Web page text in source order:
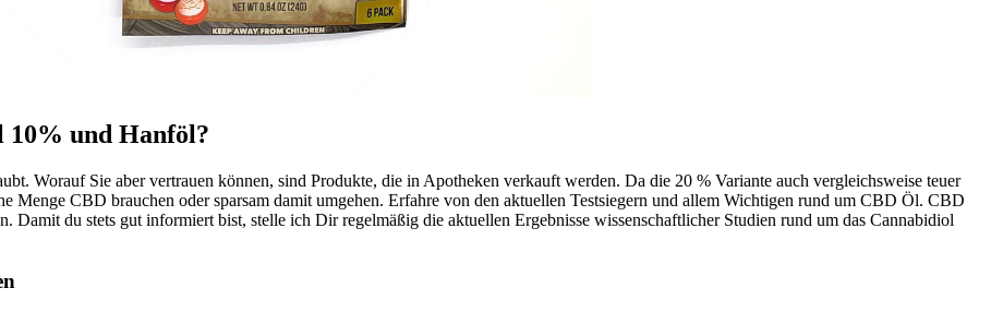
10% und Hanföl?
Worauf Sie aber vertrauen können, sind Produkte, die in Apotheken verkauft werden. Da die 20 % Variante auch vergleichsweise teuer
Menge CBD brauchen oder sparsam damit umgehen. Erfahre von den aktuellen Testsiegern und allem Wichtigen rund um CBD Öl. CBD
du stets gut informiert bist, stelle ich Dir regelmäßig die aktuellen Ergebnisse wissenschaftlicher Studien rund um das Cannabidiol